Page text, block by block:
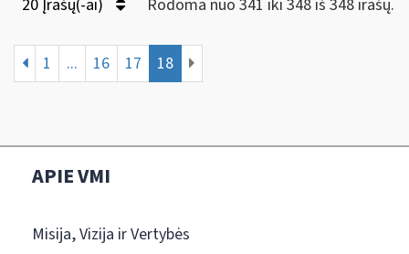
20 Įrašų(-ai) Rodoma nuo 341 iki 348 iš 348 irašų.
1 ... 16 17 18
APIE VMI
Misija, Vizija ir Vertybės